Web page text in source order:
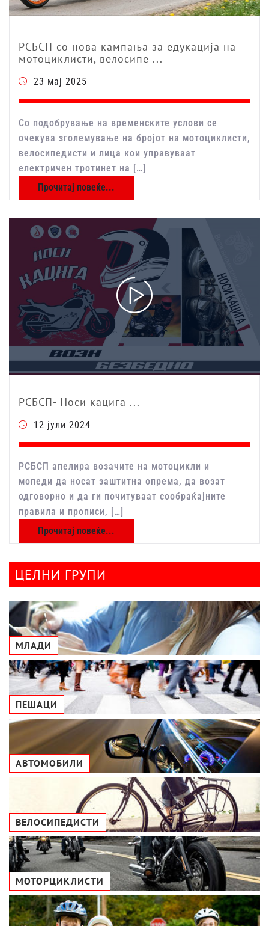
РСБСП со нова кампања за едукација на
мотоциклисти, велосипе ...
23 мај 2025
Со подобрување на временските услови се
очекува зголемување на бројот на мотоциклисти,
велосипедисти и лица кои управуваат
електричен тротинет на […]
Прочитај повеќе...
РСБСП- Носи кацига ...
12 јули 2024
РСБСП апелира возачите на мотоцикли и
мопеди да носат заштитна опрема, да возат
одговорно и да ги почитуваат сообраќајните
правила и прописи, […]
Прочитај повеќе...
ЦЕЛНИ ГРУПИ
МЛАДИ
ПЕШАЦИ
АВТОМОБИЛИ
ВЕЛОСИПЕДИСТИ
МОТОРЦИКЛИСТИ